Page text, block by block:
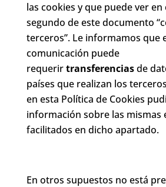
las cookies y que puede ver
segundo de este documento
terceros”. Le informamos que
comunicación puede
requerirtransferenciasde
países que realizan los
en esta Política de Cookies
información sobre las mismas
facilitados en dicho apartado.
En otros supuestos no está